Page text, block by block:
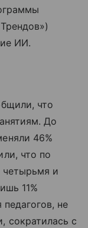
ИИ.
что
До
46%
что по
четырьмя и
11%
не
сократилась с